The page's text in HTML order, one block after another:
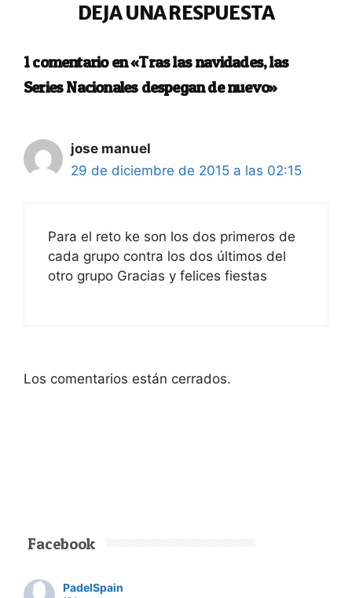
DEJA UNA RESPUESTA
1 comentario en «Tras las navidades, las
Series Nacionales despegan de nuevo»
jose manuel
29 de diciembre de 2015 a las 02:15
Para el reto ke son los dos primeros de
cada grupo contra los dos últimos del
otro grupo Gracias y felices fiestas
Los comentarios están cerrados.
Facebook
PadelSpain